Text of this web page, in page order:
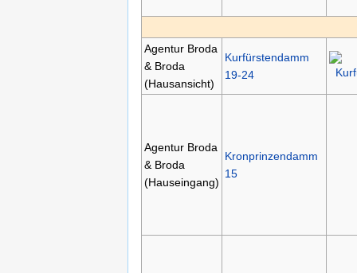
Agentur Broda
& Broda
(Hausansicht)
Kurfürstendamm
19-24
Agentur Broda
& Broda
(Hauseingang)
Kronprinzendamm
15